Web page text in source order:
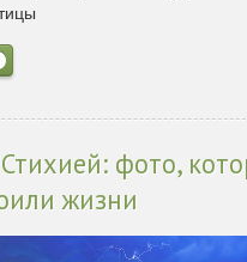
фото,
жизни